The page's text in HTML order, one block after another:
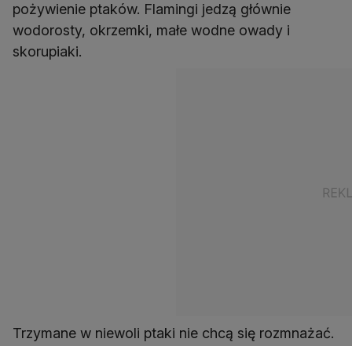
pożywienie ptaków. Flamingi jedzą głównie
wodorosty, okrzemki, małe wodne owady i
skorupiaki.
Trzymane w niewoli ptaki nie chcą się rozmnażać.